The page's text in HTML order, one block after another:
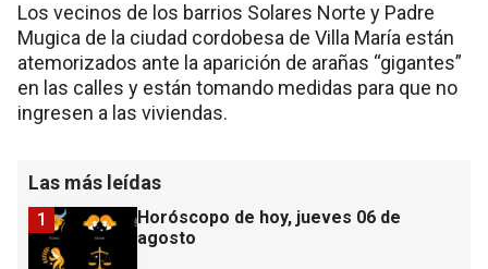
Los vecinos de los barrios Solares Norte y Padre
Mugica de la ciudad cordobesa de Villa María están
atemorizados ante la aparición de arañas “gigantes”
en las calles y están tomando medidas para que no
ingresen a las viviendas.
Las más leídas
Horóscopo de hoy, jueves 06 de
agosto
1